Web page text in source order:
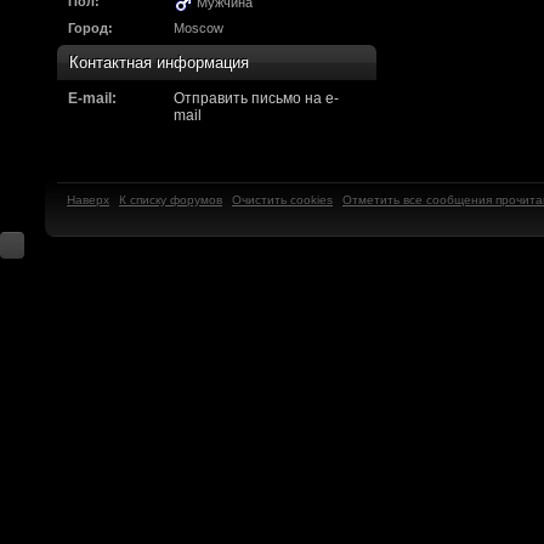
другие
https://discord.gg/
F@Nt0M
Kadzicy :
Город:
Moscow
Контактная информация
E-mail:
Отправить письмо на e-
mail
Наверх К списку форумов Очистить cookies Отметить все сообщения